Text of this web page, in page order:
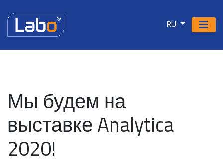
RU
Мы будем на
выставке Analytica
2020!